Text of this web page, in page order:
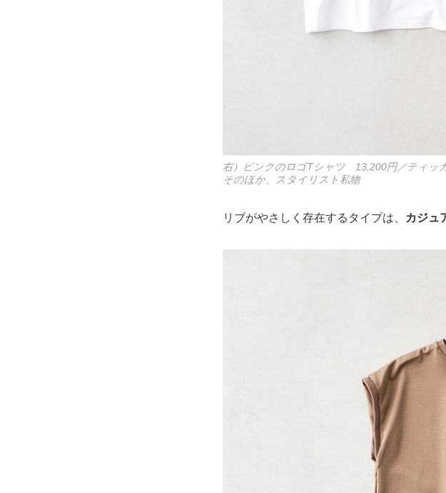
右）ピンクのロゴTシャツ 13,200円／ティッ
そのほか、スタイリスト私物
リブがやさしく存在するタイプは、 カジュ